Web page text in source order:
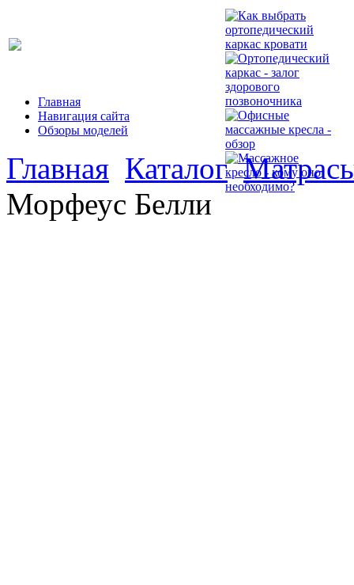
Главная
Навигация сайта
Обзоры моделей
Главная Каталог
Морфеус Белли